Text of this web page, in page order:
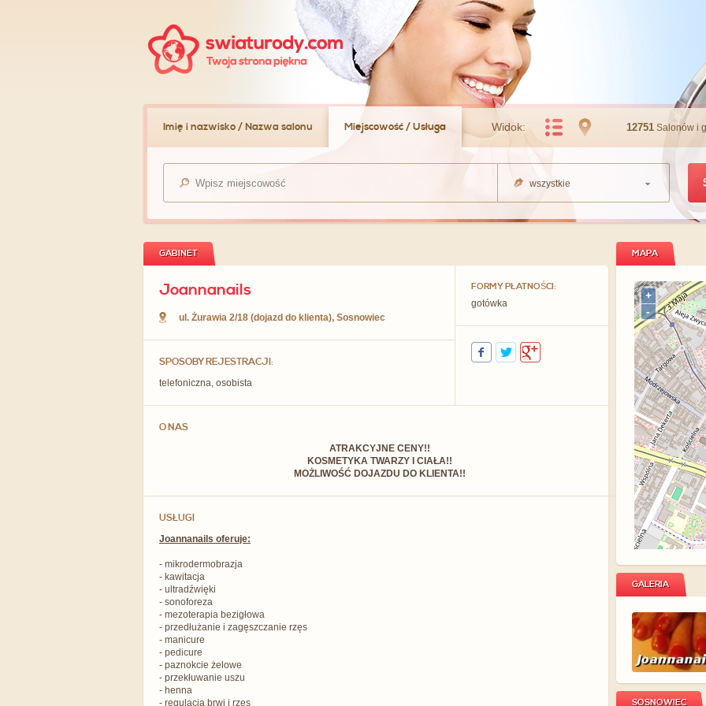
Imię i nazwisko / Nazwa salonu Miejscowość / Usługa 12751 Salonów i
Widok:
wszystkie
GABINET
Joannanails
ul. Żurawia 2/18 (dojazd do klienta), Sosnowiec
SPOSOBY REJESTRACJI:
telefoniczna, osobista
FORMY PŁATNOŚCI:
gotówka
O NAS
ATRAKCYJNE CENY!!
KOSMETYKA TWARZY I CIAŁA!!
MOŻLIWOŚĆ DOJAZDU DO KLIENTA!!
USŁUGI
Joannanails oferuje:
- mikrodermobrazja
- kawitacja
- ultradźwięki
- sonoforeza
- mezoterapia bezigłowa
- przedłużanie i zagęszczanie rzęs
- manicure
- pedicure
- paznokcie żelowe
- przekłuwanie uszu
- henna
- regulacja brwi i rzęs
MAPA
+
-
GALERIA
SOSNOWIEC